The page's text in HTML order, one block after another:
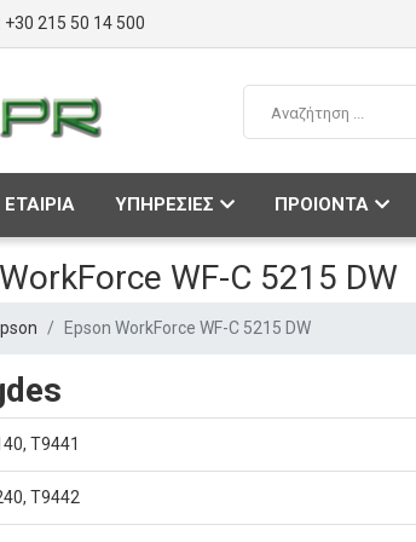
+30 215 50 14 500
ΕΤΑΙΡΙΑ ΥΠΗΡΕΣΙΕΣ ΠΡΟΙΟΝΤΑ
WF-C 5215 DW
Epson WorkForce WF-C 5215 DW
T9441
T9442